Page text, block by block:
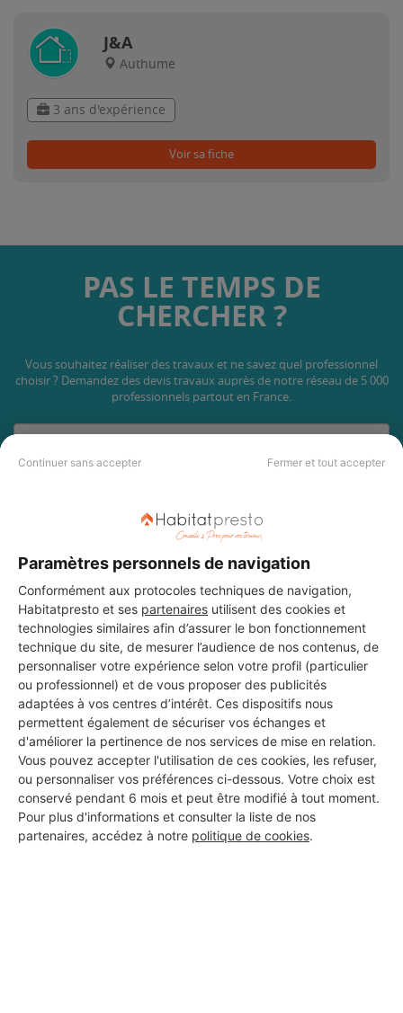
Continuer sans accepter Fermer et tout accepter
Paramètres personnels de navigation
Conformément aux protocoles techniques de navigation,
Habitatpresto et ses partenaires utilisent des cookies et
technologies similaires afin d’assurer le bon fonctionnement
technique du site, de mesurer l’audience de nos contenus, de
personnaliser votre expérience selon votre profil (particulier
ou professionnel) et de vous proposer des publicités
adaptées à vos centres d’intérêt. Ces dispositifs nous
permettent également de sécuriser vos échanges et
d'améliorer la pertinence de nos services de mise en relation.
Vous pouvez accepter l'utilisation de ces cookies, les refuser,
ou personnaliser vos préférences ci-dessous. Votre choix est
conservé pendant 6 mois et peut être modifié à tout moment.
Pour plus d'informations et consulter la liste de nos
partenaires, accédez à notre politique de cookies.
J&A
Authume
3 ans d'expérience
Voir sa fiche
PAS LE TEMPS DE
CHERCHER ?
Vous souhaitez réaliser des travaux et ne savez quel professionnel
choisir ? Demandez des devis travaux auprès de notre réseau de 5 000
professionnels partout en France.
DEMANDER UN DEVIS